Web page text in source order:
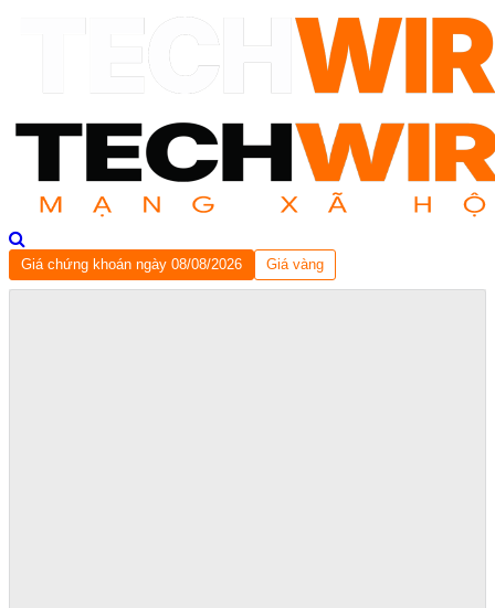
Giá chứng khoán ngày 08/08/2026 Giá vàng